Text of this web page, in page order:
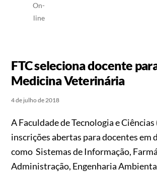
On-
line
FTC seleciona docente
Medicina Veterinária
4 de julho de 2018
A Faculdade de Tecnologia e Ciências
inscrições abertas para docentes em
como Sistemas de Informação,
Administração, Engenharia